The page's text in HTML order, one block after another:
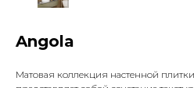
Angola
Матовая коллекция настенной